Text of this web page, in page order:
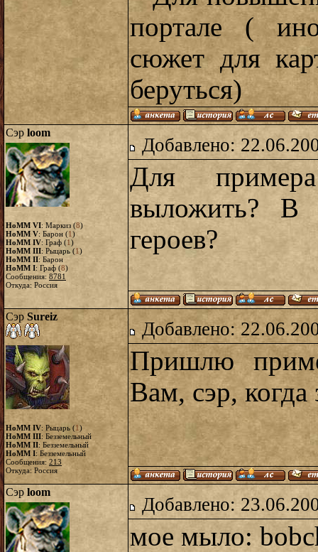
портале (
сюжет для
беруться)
Сэр loom
HoMM VI: Маркиз (8)
HoMM V: Барон (1)
HoMM IV: Граф (1)
HoMM III: Рыцарь (1)
HoMM II: Барон
HoMM I: Граф (8)
Сообщения: 8781
Откуда: Россия
Добавлено:
Для
выложить? В
героев?
Сэр Sureiz
HoMM IV: Рыцарь (1)
HoMM III: Безземельный
HoMM II: Безземельный
HoMM I: Безземельный
Сообщения: 213
Откуда: Россия
Добавлено:
Пришлю
Вам, сэр,
Сэр loom
Добавлено:
мое мыло: